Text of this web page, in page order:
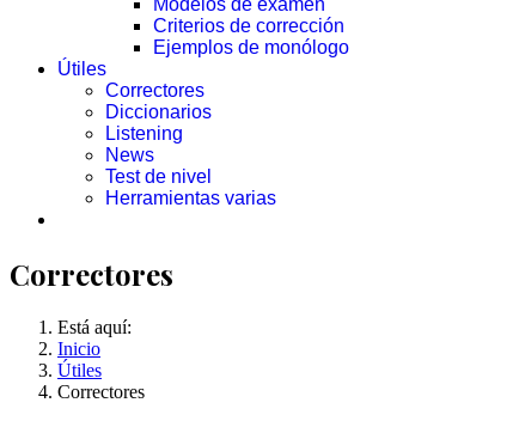
Modelos de examen
Criterios de corrección
Ejemplos de monólogo
Útiles
Correctores
Diccionarios
Listening
News
Test de nivel
Herramientas varias
Correctores
Está aquí:
Inicio
Útiles
Correctores